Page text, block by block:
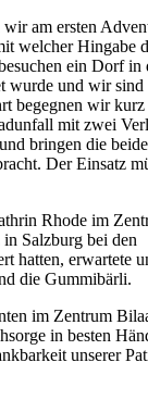
am ersten
welcher Hingabe
ein Dorf in
wurde und wir sind
begegnen wir
mit zwei
bringen die
Der Einsatz
Rhode im
Salzburg bei den
hatten, erwartete
die Gummibärli.
im Zentrum
in besten
unserer